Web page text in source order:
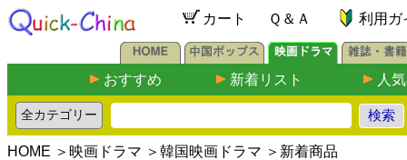
カート Ｑ＆Ａ 利用ガ
おすすめ 新着リスト 人
HOME ＞ 映画ドラマ ＞ 韓国映画ドラマ ＞新着商品